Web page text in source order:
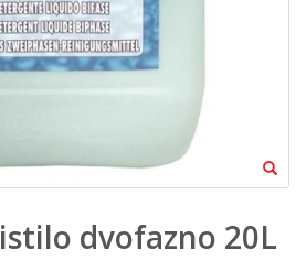
dvofazno 20L